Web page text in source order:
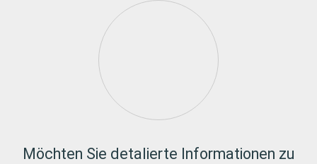
Möchten Sie detalierte Informationen zu